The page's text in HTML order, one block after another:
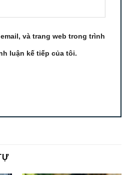
và trang web trong trình
luận kế tiếp của tôi.